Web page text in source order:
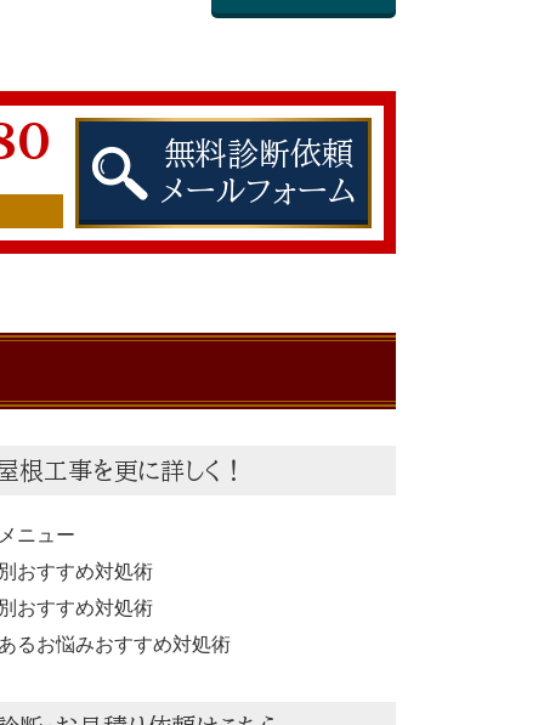
無料診断依頼
メールフォーム
根工事を更に詳しく！
ニュー
おすすめ対処術
おすすめ対処術
るお悩みおすすめ対処術